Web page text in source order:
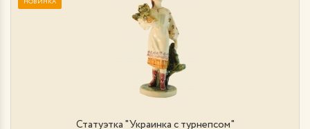
Статуэтка "Украинка с турнепсом"